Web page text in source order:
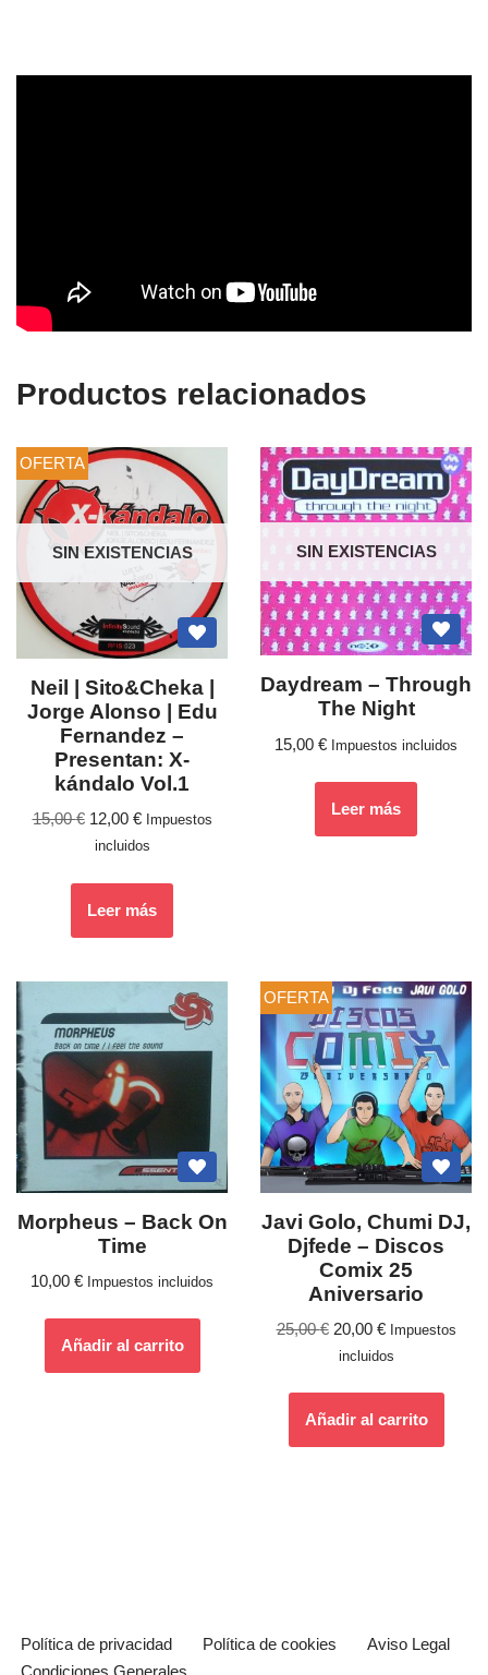
Productos relacionados
OFERTA
SIN EXISTENCIAS
Neil | Sito&Cheka |
Jorge Alonso | Edu
Fernandez ‎–
Presentan: X-
kándalo Vol.1
15,00€ 12,00 €
Impuestos
incluidos
Leer más
SIN EXISTENCIAS
Daydream – Through
The Night
15,00 € Impuestos incluidos
Leer más
Morpheus ‎– Back On
Time
10,00 € Impuestos incluidos
Añadir al carrito
OFERTA
Javi Golo, Chumi DJ,
Djfede – Discos
Comix 25
Aniversario
25,00€ 20,00 €
Impuestos
incluidos
Añadir al carrito
Política de privacidad Política de cookies
Aviso Legal